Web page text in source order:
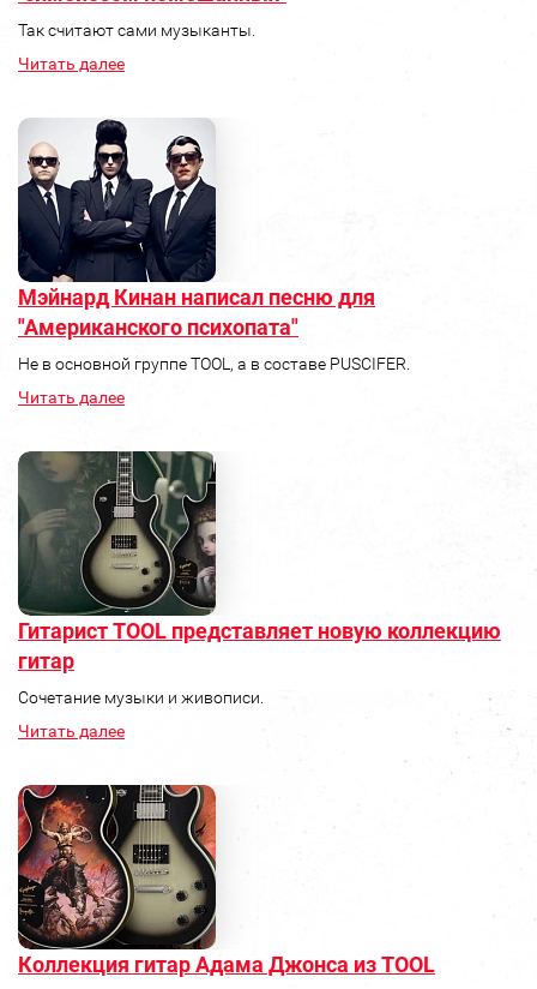
Так считают сами музыканты.
Читать далее
Мэйнард Кинан написал песню для
"Американского психопата"
Не в основной группе TOOL, а в составе PUSCIFER.
Читать далее
Гитарист TOOL представляет новую коллекцию
гитар
Сочетание музыки и живописи.
Читать далее
Коллекция гитар Адама Джонса из TOOL